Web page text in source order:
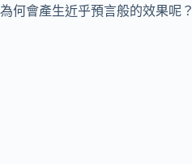
為何會產生近乎預言般的效果呢？